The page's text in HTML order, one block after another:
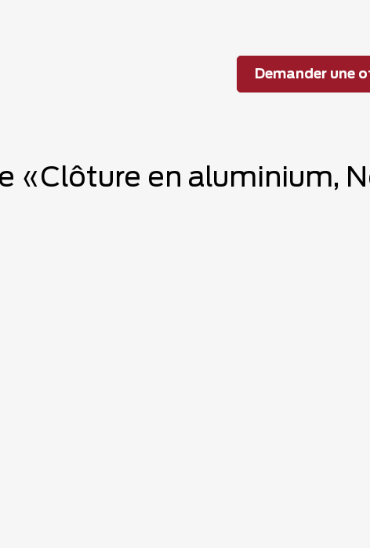
Demander une
«Clôture en aluminium,